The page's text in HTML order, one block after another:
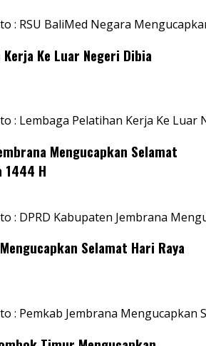
: RSU BaliMed Negara
Ke Luar Negeri Dibia
: Lembaga Pelatihan Kerja Ke Luar
Mengucapkan Selamat
1444 H
: DPRD Kabupaten Jembrana
Selamat Hari Raya
: Pemkab Jembrana Mengucapkan